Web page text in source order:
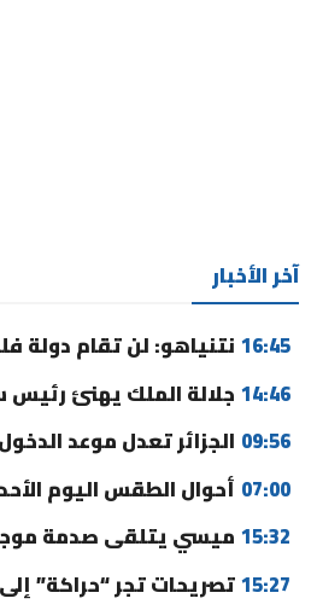
آخر الأخبار
16:45 نتنياهو: لن تقام دولة
14:46 جلالة الملك يهنئ رئيس
09:56 الجزائر تعدل موعد
07:00 أحوال الطقس اليوم
15:32 ميسي يتلقى صدمة
15:27تصريحات تجر “حراكة”